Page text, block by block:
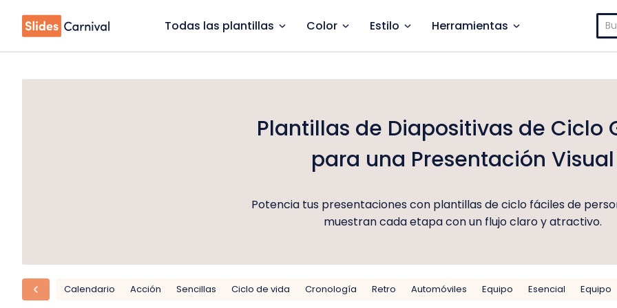
Todas las plantillas Color Estilo Herramientas
Plantillas de Diapositivas de Ciclo
para una Presentación Visual
Potencia tus presentaciones con plantillas de ciclo fáciles de
muestran cada etapa con un flujo claro y atractivo.
Calendario Acción Sencillas Ciclo de vida Cronología Retro Automóviles Equipo Esencial Equipo